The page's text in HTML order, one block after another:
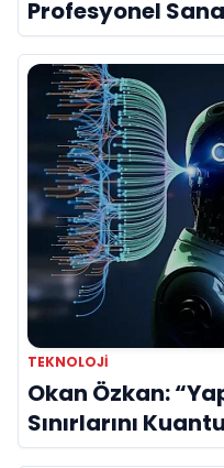
Profesyonel
TEKNOLOJI
Okan Özkan:
Sınırlarını